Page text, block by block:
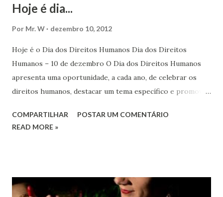
Hoje é dia...
Por Mr. W dezembro 10, 2012
Hoje é o Dia dos Direitos Humanos Dia dos Direitos
Humanos – 10 de dezembro O Dia dos Direitos Humanos
apresenta uma oportunidade, a cada ano, de celebrar os
direitos humanos, destacar um tema específico e promover
em todos os lugares. Este ano, o foco é sobre os direitos
Estes direitos humanos – os direitos à liberdade de opinião
COMPARTILHAR
POSTAR UM COMENTÁRIO
READ MORE »